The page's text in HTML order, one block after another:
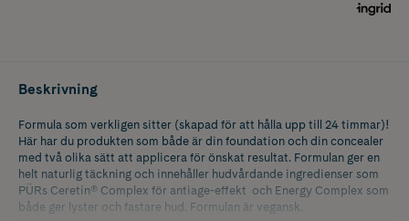
Beskrivning
Formula som verkligen sitter (skapad för att hålla upp till 24 timmar)!
Här har du produkten som både är din foundation och din concealer
med två olika sätt att applicera för önskat resultat. Formulan ger en
helt naturlig täckning och innehåller hudvårdande ingredienser som
PÜRs Ceretin® Complex för antiage-effekt och Energy Complex som
både ger lyster och fastare hud. Formulan är vegansk.